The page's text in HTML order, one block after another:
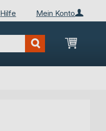
Mein Konto
Hilfe
Mein